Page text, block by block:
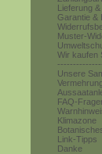
Lieferung
Garantie &
Muster-
Wir kaufen
Unsere
FAQ-
Klimazone
Link-Tipps
Danke